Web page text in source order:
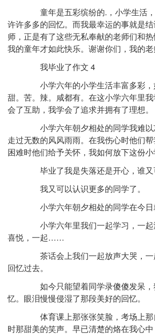
童年是五彩缤纷的.，小学生活
许许多多的回忆。而我最幸运的事就是
师，正是有了这些无私奉献的老师们和热
我的童年才如此快乐。谢谢你们，我的老
我毕业了作文 4
小学六年的小学生活丰富多彩，
甜。苦。辣。咸都有。在这小学六年里
会了互助，我学会了追求并拥有了理想。
小学六年朝夕相处的同学我难以
走过无数的风风雨雨。在我伤心时他们
困难时他们给予关怀，我如何放下这份小
毕业了我是失落还是开心，谁又
我又可以认识更多的同学了。
小学六年朝夕相处的同学在今日
小学六年里我们一起学习，一起
喜悦，一起……
茶话会上我们一起放声大哭，一
回忆过去。
如今只能望着同学录傻傻发呆，
忆。眼泪慢慢侵湿了那段美好的回忆。
体育课上那张张笑脸，考场上那
时那甜美的笑声。早已清楚的烙在我心中